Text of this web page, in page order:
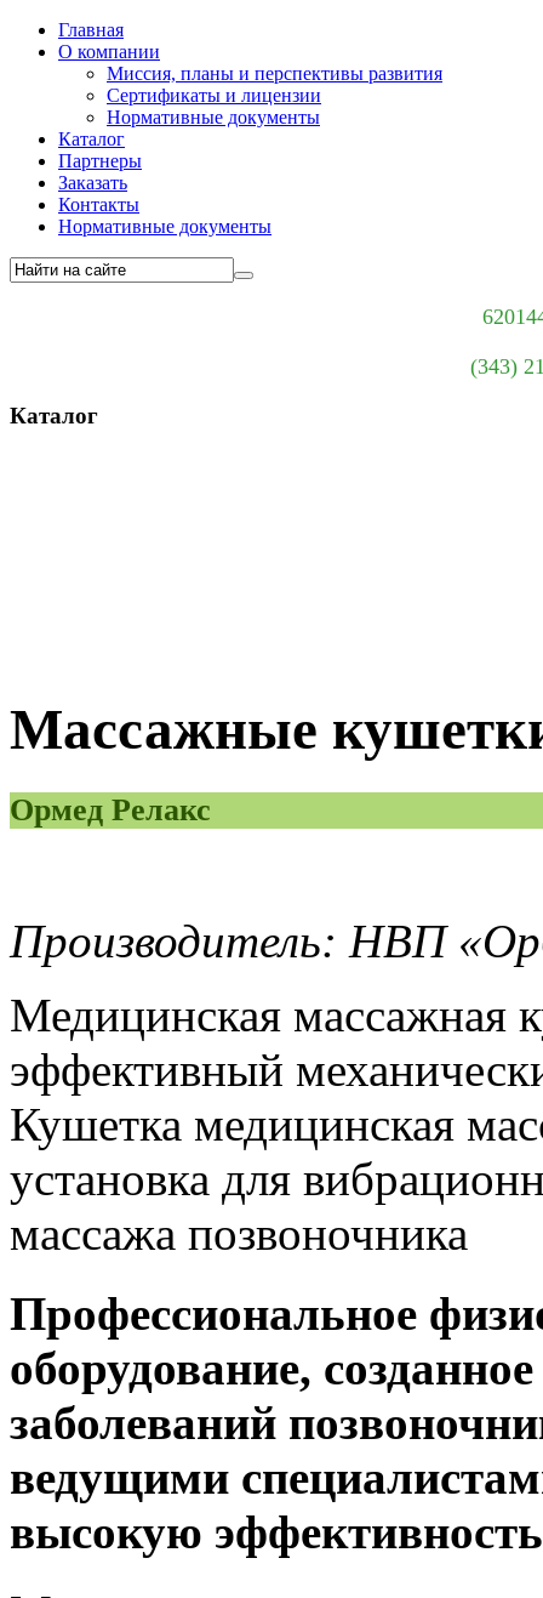
Главная
О компании
Миссия, планы и перспективы развития
Сертификаты и лицензии
Нормативные документы
Каталог
Партнеры
Заказать
Контакты
Нормативные документы
(343)
Каталог
Массажные
Ормед Релакс
Производитель: НВП
Медицинская массажная
эффективный
Кушетка медицинская
установка для
массажа позвоночника
Профессиональное
оборудование,
заболеваний
ведущими
высокую